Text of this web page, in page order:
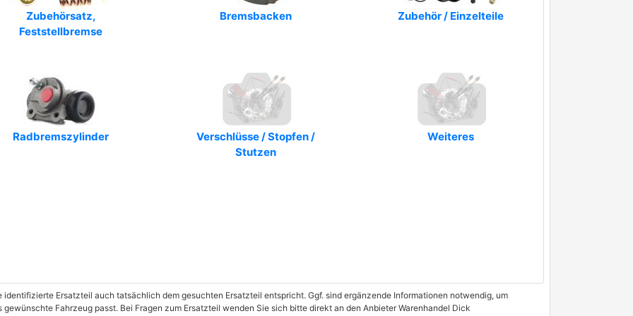
Art.-Nr.: 362363J
Art.-Nr.: MFR438
Art.-Nr.: VBS625
Art.-Nr.: 2741
Zubehörsatz,
Feststellbremse
Bremsbacken Zubehör / Einzelteile
Radbremszylinder
Verschlüsse / Stopfen /
Stutzen
Weiteres
Ersatzteil auch tatsächlich dem gesuchten Ersatzteil entspricht. Ggf. sind ergänzende Informationen notwendig, um
Fahrzeug passt. Bei Fragen zum Ersatzteil wenden Sie sich bitte direkt an den Anbieter Warenhandel Dick